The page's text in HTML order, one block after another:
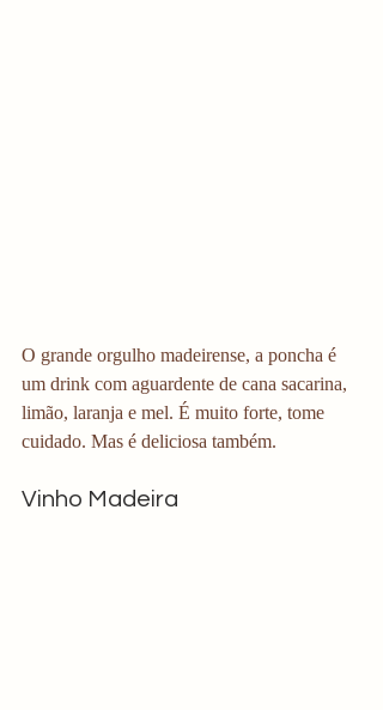
O grande orgulho madeirense, a poncha é
um drink com aguardente de cana sacarina,
limão, laranja e mel. É muito forte, tome
cuidado. Mas é deliciosa também.
Vinho Madeira